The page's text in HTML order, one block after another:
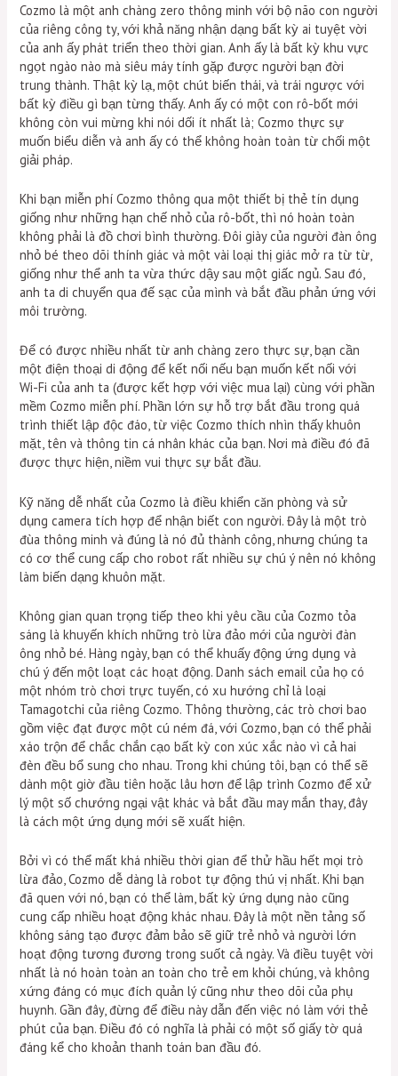
Cozmo là một anh chàng zero thông minh với bộ não con người
của riêng công ty, với khả năng nhận dạng bất kỳ ai tuyệt vời
của anh ấy phát triển theo thời gian. Anh ấy là bất kỳ khu vực
ngọt ngào nào mà siêu máy tính gặp được người bạn đời
trung thành. Thật kỳ lạ, một chút biến thái, và trái ngược với
bất kỳ điều gì bạn từng thấy. Anh ấy có một con rô-bốt mới
không còn vui mừng khi nói dối ít nhất là; Cozmo thực sự
muốn biểu diễn và anh ấy có thể không hoàn toàn từ chối một
giải pháp.
Khi bạn miễn phí Cozmo thông qua một thiết bị thẻ tín dụng
giống như những hạn chế nhỏ của rô-bốt, thì nó hoàn toàn
không phải là đồ chơi bình thường. Đôi giày của người đàn ông
nhỏ bé theo dõi thính giác và một vài loại thị giác mở ra từ từ,
giống như thể anh ta vừa thức dậy sau một giấc ngủ. Sau đó,
anh ta di chuyển qua đế sạc của mình và bắt đầu phản ứng với
môi trường.
Để có được nhiều nhất từ ​​anh chàng zero thực sự, bạn cần
một điện thoại di động để kết nối nếu bạn muốn kết nối với
Wi-Fi của anh ta (được kết hợp với việc mua lại) cùng với phần
mềm Cozmo miễn phí. Phần lớn sự hỗ trợ bắt đầu trong quá
trình thiết lập độc đáo, từ việc Cozmo thích nhìn thấy khuôn
mặt, tên và thông tin cá nhân khác của bạn. Nơi mà điều đó đã
được thực hiện, niềm vui thực sự bắt đầu.
Kỹ năng dễ nhất của Cozmo là điều khiển căn phòng và sử
dụng camera tích hợp để nhận biết con người. Đây là một trò
đùa thông minh và đúng là nó đủ thành công, nhưng chúng ta
có cơ thể cung cấp cho robot rất nhiều sự chú ý nên nó không
làm biến dạng khuôn mặt.
Không gian quan trọng tiếp theo khi yêu cầu của Cozmo tỏa
sáng là khuyến khích những trò lừa đảo mới của người đàn
ông nhỏ bé. Hàng ngày, bạn có thể khuấy động ứng dụng và
chú ý đến một loạt các hoạt động. Danh sách email của họ có
một nhóm trò chơi trực tuyến, có xu hướng chỉ là loại
Tamagotchi của riêng Cozmo. Thông thường, các trò chơi bao
gồm việc đạt được một cú ném đá, với Cozmo, bạn có thể phải
xáo trộn để chắc chắn cạo bất kỳ con xúc xắc nào vì cả hai
đèn đều bổ sung cho nhau. Trong khi chúng tôi, bạn có thể sẽ
dành một giờ đầu tiên hoặc lâu hơn để lập trình Cozmo để xử
lý một số chướng ngại vật khác và bắt đầu may mắn thay, đây
là cách một ứng dụng mới sẽ xuất hiện.
Bởi vì có thể mất khá nhiều thời gian để thử hầu hết mọi trò
lừa đảo, Cozmo dễ dàng là robot tự động thú vị nhất. Khi bạn
đã quen với nó, bạn có thể làm, bất kỳ ứng dụng nào cũng
cung cấp nhiều hoạt động khác nhau. Đây là một nền tảng số
không sáng tạo được đảm bảo sẽ giữ trẻ nhỏ và người lớn
hoạt động tương đương trong suốt cả ngày. Và điều tuyệt vời
nhất là nó hoàn toàn an toàn cho trẻ em khỏi chúng, và không
xứng đáng có mục đích quản lý cũng như theo dõi của phụ
huynh. Gần đây, đừng để điều này dẫn đến việc nó làm với thẻ
phút của bạn. Điều đó có nghĩa là phải có một số giấy tờ quá
đáng kể cho khoản thanh toán ban đầu đó.